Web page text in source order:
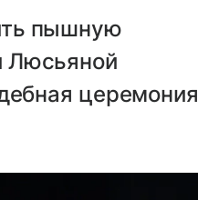
пышную
Люсьяной
церемония